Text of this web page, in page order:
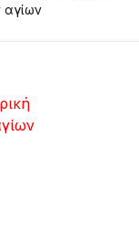
Forgot Password?
αγίων